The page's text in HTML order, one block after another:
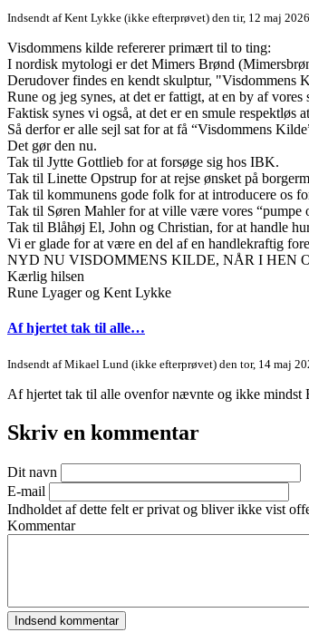
Indsendt afKent Lykke (ikke efterprøvet) den tir, 12 maj
Visdommens kilde refererer primært til to ting:
I nordisk mytologi er det Mimers Brønd
Derudover findes en kendt skulptur, "Visdommens
Rune og jeg synes, at det er fattigt, at en by af
Faktisk synes vi også, at det er en smule
Så derfor er alle sejl sat for at få “Visdommens
Det gør den nu.
Tak til Jytte Gottlieb for at forsøge sig hos IBK.
Tak til Linette Opstrup for at rejse ønsket på
Tak til kommunens gode folk for at introducere os
Tak til Søren Mahler for at ville være vores “pumpe
Tak til Blåhøj El, John og Christian, for at handle
Vi er glade for at være en del af en handlekraftig
NYD NU VISDOMMENS KILDE, NÅR I HEN
Kærlig hilsen
Rune Lyager og Kent Lykke
Af hjertet tak til alle…
Indsendt afMikael Lund (ikke efterprøvet) den tor, 14 maj
Af hjertet tak til alle ovenfor nævnte og ikke mindst
Skriv en kommentar
Dit navn
E-mail
Indholdet af dette felt er privat og bliver ikke vist
Kommentar